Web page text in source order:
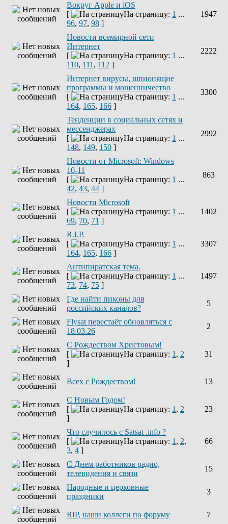
Вокруг Apple и iOS
[
На страницу: 1 ...
96, 97, 98 ]
1947
Новости всемирной сети
Интернет
[
На страницу: 1 ...
110, 111 , 112 ]
2222
Интернет вирусы, шпионящие
программы и мошенничество
[
На страницу: 1 ...
164, 165, 166 ]
3300
Тенденции в социальных сетях и
мессенджерах
[
На страницу: 1 ...
148, 149, 150 ]
2992
Новости от Microsoft: Windows
10-11
[
На страницу: 1 ...
42, 43, 44 ]
863
Новости Microsoft
[
На страницу: 1 ...
69, 70, 71 ]
1402
R.I.P.
[
На страницу: 1 ...
164, 165, 166 ]
3307
Антипиратская тема.
[
На страницу: 1 ...
73, 74, 75 ]
1497
Где найти пиконы для
российских каналов?
5
Flysat перестаёт обновляться с
18.03.26
2
С Рождеством Христовым!
[
На страницу: 1 , 2
]
31
Всех с Рождеством! 13
С Новым Годом!
[
На страницу: 1 , 2
]
23
Что случилось с Satsat .info ?
[
На страницу: 1 , 2,
3, 4 ]
66
C Днем работников радио,
телевидения и связи
15
Народные и церковные
праздники
3
RIP, наши коллеги по форуму 7